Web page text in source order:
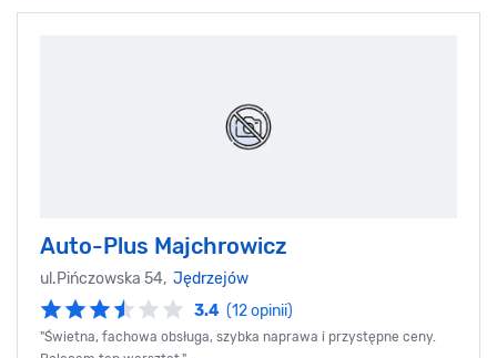
Auto-Plus Majchrowicz
ul.Pińczowska 54, Jędrzejów
3.4 (12 opinii)
"Świetna, fachowa obsługa, szybka naprawa i przystępne ceny.